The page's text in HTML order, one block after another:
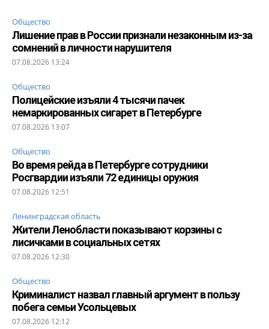
Общество
Лишение прав в России признали незаконным из-за
сомнений в личности нарушителя
07.08.2026 13:24
Общество
Полицейские изъяли 4 тысячи пачек
немаркированных сигарет в Петербурге
07.08.2026 13:07
Общество
Во время рейда в Петербурге сотрудники
Росгвардии изъяли 72 единицы оружия
07.08.2026 12:51
Ленинградская область
Жители Ленобласти показывают корзины с
лисичками в социальных сетях
07.08.2026 12:30
Общество
Криминалист назвал главный аргумент в пользу
побега семьи Усольцевых
07.08.2026 12:12